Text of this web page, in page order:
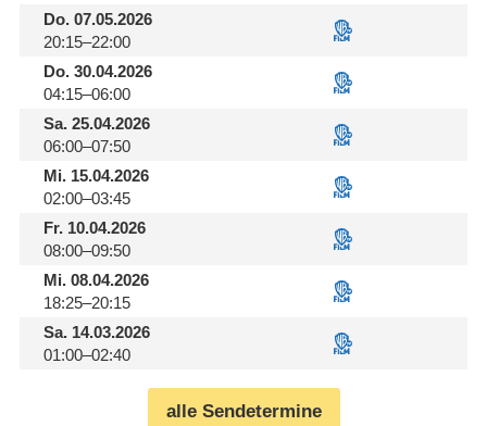
Do.07.05.2026
20:15–22:00
Do.30.04.2026
04:15–06:00
Sa.25.04.2026
06:00–07:50
Mi.15.04.2026
02:00–03:45
Fr.10.04.2026
08:00–09:50
Mi.08.04.2026
18:25–20:15
Sa.14.03.2026
01:00–02:40
alle Sendetermine